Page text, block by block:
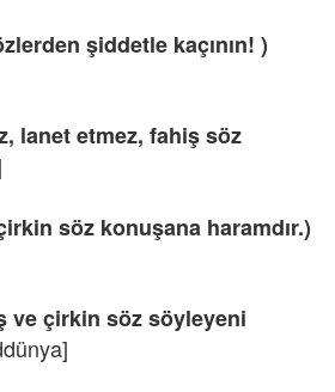
şiddetle kaçının! )
lanet etmez, fahiş söz
söz konuşana haramdır.)
ve çirkin söz söyleyeni